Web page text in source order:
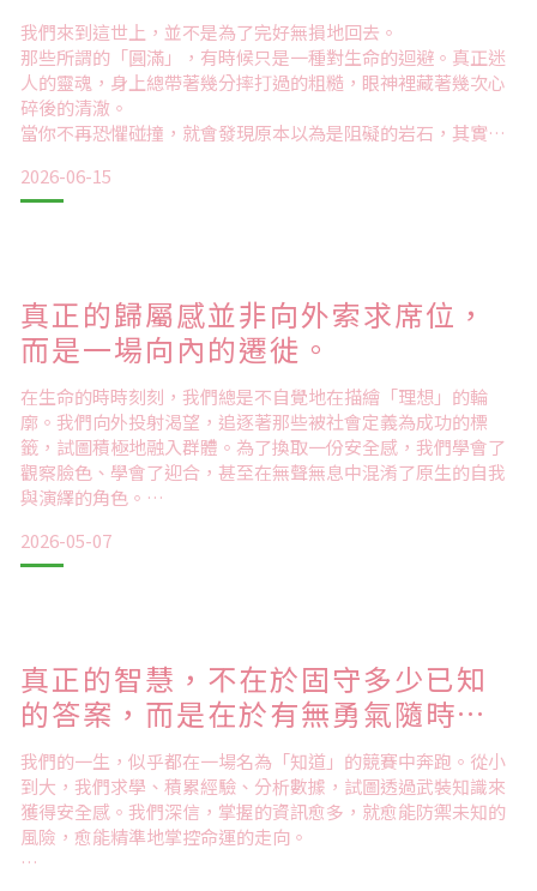
一路上，我們遇過各種預料之外的變化，也經歷過信念被打
破、再重新建立的過程。這時候才發現，外面發生的所有事
情，其實都像一面鏡子，只是在反映我們當下的內心狀態。
慢慢地，世界不再那麼嘈雜了。那些走過的夜路、看過的風
我們來到這世上，並不是為了完好無損地回去。
那些所謂的「圓滿」，有時候只是一種對生命的迴避。真正迷
人的靈魂，身上總帶著幾分摔打過的粗糙，眼神裡藏著幾次心
碎後的清澈。
當你不再恐懼碰撞，就會發現原本以為是阻礙的岩石，其實是
乾涸心靈的甘露。我們都是在一次次的碰撞中，才摸索出自己
的邊界，明白自己究竟是誰。
我們的靈魂也
2026-06-15
真正的歸屬感並非向外索求席位，
而是一場向內的遷徙。
在生命的時時刻刻，我們總是不自覺地在描繪「理想」的輪
廓。我們向外投射渴望，追逐著那些被社會定義為成功的標
籤，試圖積極地融入群體。為了換取一份安全感，我們學會了
觀察臉色、學會了迎合，甚至在無聲無息中混淆了原生的自我
與演繹的角色。
然而，當我們越想透過「獨樹一格」來彰顯價值時，卻往往不
自覺地越靠近孤獨。這種孤獨並非獨處的自在，而是一種即便
身處人群，卻發現自己與靈魂失聯的疏離。
2026-05-07
真正的智慧，不在於固守多少已知
的答案，而是在於有無勇氣隨時清
空自己。
我們的一生，似乎都在一場名為「知道」的競賽中奔跑。從小
到大，我們求學、積累經驗、分析數據，試圖透過武裝知識來
獲得安全感。我們深信，掌握的資訊愈多，就愈能防禦未知的
風險，愈能精準地掌控命運的走向。